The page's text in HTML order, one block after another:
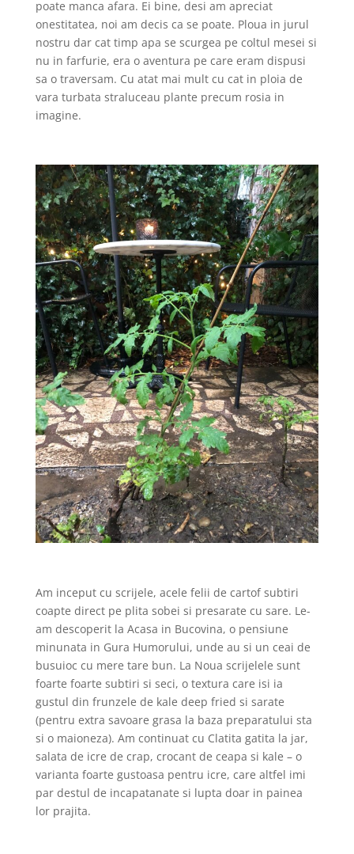
poate manca afara. Ei bine, desi am apreciat
onestitatea, noi am decis ca se poate. Ploua in jurul
nostru dar cat timp apa se scurgea pe coltul mesei si
nu in farfurie, era o aventura pe care eram dispusi
sa o traversam. Cu atat mai mult cu cat in ploia de
vara turbata straluceau plante precum rosia in
imagine.
Am inceput cu scrijele, acele felii de cartof subtiri
coapte direct pe plita sobei si presarate cu sare. Le-
am descoperit la Acasa in Bucovina, o pensiune
minunata in Gura Humorului, unde au si un ceai de
busuioc cu mere tare bun. La Noua scrijelele sunt
foarte foarte subtiri si seci, o textura care isi ia
gustul din frunzele de kale deep fried si sarate
(pentru extra savoare grasa la baza preparatului sta
si o maioneza). Am continuat cu Clatita gatita la jar,
salata de icre de crap, crocant de ceapa si kale – o
varianta foarte gustoasa pentru icre, care altfel imi
par destul de incapatanate si lupta doar in painea
lor prajita.